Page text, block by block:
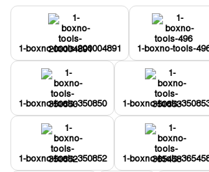
1-boxno-tools-200004891 1-boxno-tools-
1-boxno-tools-350850 1-boxno-tools-
1-boxno-tools-350852 1-boxno-tools-